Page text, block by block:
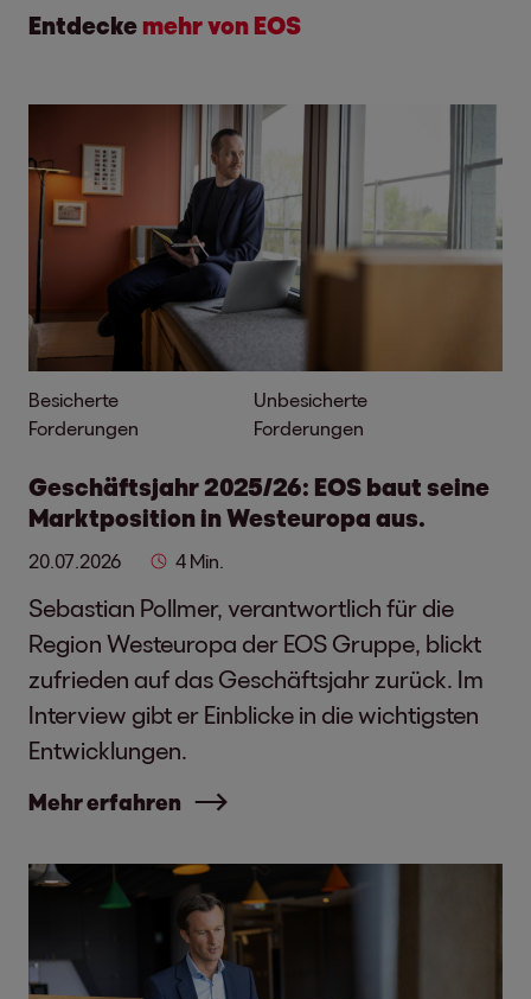
Entdecke mehr von EOS
Besicherte
Forderungen
Unbesicherte
Forderungen
Geschäftsjahr 2025/26: EOS baut seine
Marktposition in Westeuropa aus.
20.07.2026 4 Min.
Sebastian Pollmer, verantwortlich für die
Region Westeuropa der EOS Gruppe, blickt
zufrieden auf das Geschäftsjahr zurück. Im
Interview gibt er Einblicke in die wichtigsten
Entwicklungen.
Mehr erfahren